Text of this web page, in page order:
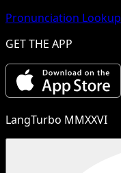
Pronunciation Lookup
GET THE APP
LangTurbo MMXXVI